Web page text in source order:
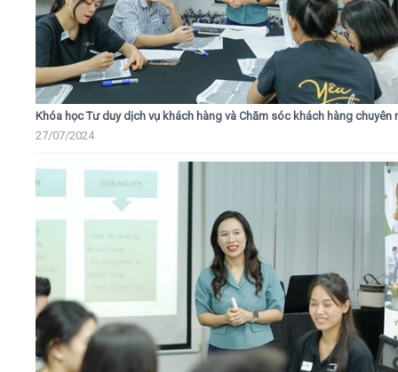
Khóa học Tư duy dịch vụ khách hàng và Chăm sóc khách hàng chuyên
27/07/2024